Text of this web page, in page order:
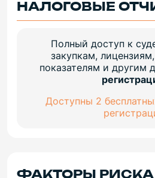
НАЛОГОВЫЕ
Полный доступ к
закупкам,
показателям и другим
Доступны 2
ФАКТОРЫ РИСКА